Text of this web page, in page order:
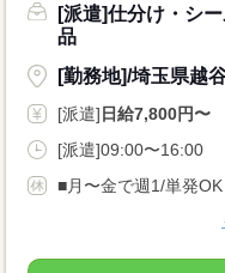
[派遣]仕分け・シ
品
[勤務地]/埼玉県越
[派遣] 日給7,800円〜
[派遣]09:00〜16:00
■月〜金で週1/単発